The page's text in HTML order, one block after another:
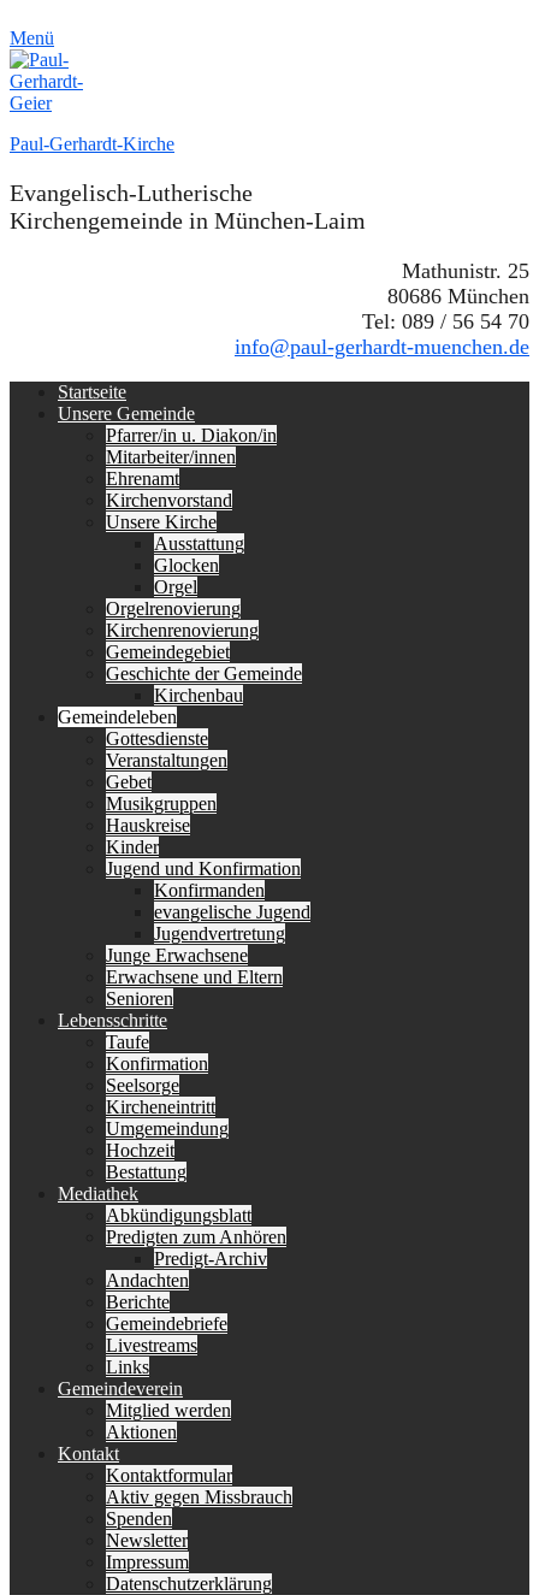
Menü
Paul-Gerhardt-Kirche
Evangelisch-Lutherische
Kirchengemeinde in München-Laim
Mathunistr. 25
80686 München
Tel: 089 / 56 54 70
info@paul-gerhardt-muenchen.de
Erstes
Menü
Startseite
Unsere Gemeinde
Pfarrer/in u. Diakon/in
Mitarbeiter/innen
Ehrenamt
Kirchenvorstand
Unsere Kirche
Ausstattung
Glocken
Orgel
Orgelrenovierung
Kirchenrenovierung
Gemeindegebiet
Geschichte der Gemeinde
Kirchenbau
Gemeindeleben
Gottesdienste
Veranstaltungen
Gebet
Musikgruppen
Hauskreise
Kinder
Jugend und Konfirmation
Konfirmanden
evangelische Jugend
Jugendvertretung
Junge Erwachsene
Erwachsene und Eltern
Senioren
Lebensschritte
Taufe
Konfirmation
Seelsorge
Kircheneintritt
Umgemeindung
Hochzeit
Bestattung
Mediathek
Abkündigungsblatt
Predigten zum Anhören
Predigt-Archiv
Andachten
Berichte
Gemeindebriefe
Livestreams
Links
Gemeindeverein
Mitglied werden
Aktionen
Kontakt
Kontaktformular
Aktiv gegen Missbrauch
Spenden
Newsletter
Impressum
Datenschutzerklärung